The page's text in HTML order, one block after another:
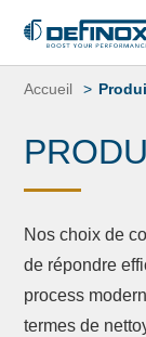
Aller
«
Accueil
Nos choix de
de répondre
process
termes de